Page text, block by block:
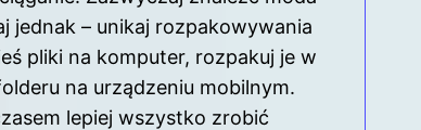
jednak – unikaj rozpakowywania
pliki na komputer, rozpakuj je w
na urządzeniu mobilnym.
lepiej wszystko zrobić